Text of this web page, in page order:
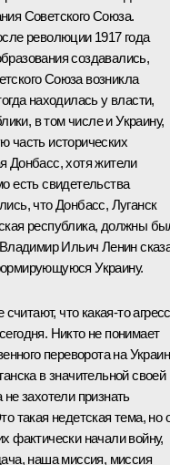
Советского Союза.
революции 1917 года
создавались,
Союза возникла
находилась у власти,
в том числе и Украину,
часть исторических
Донбасс, хотя жители
есть свидетельства
что Донбасс, Луганск
республика, должны
Ильич Ленин
Украину.
что какая-то
Никто не понимает
переворота на
в значительной своей
захотели признать
такая недетская тема, но
фактически начали войну,
наша миссия, миссия